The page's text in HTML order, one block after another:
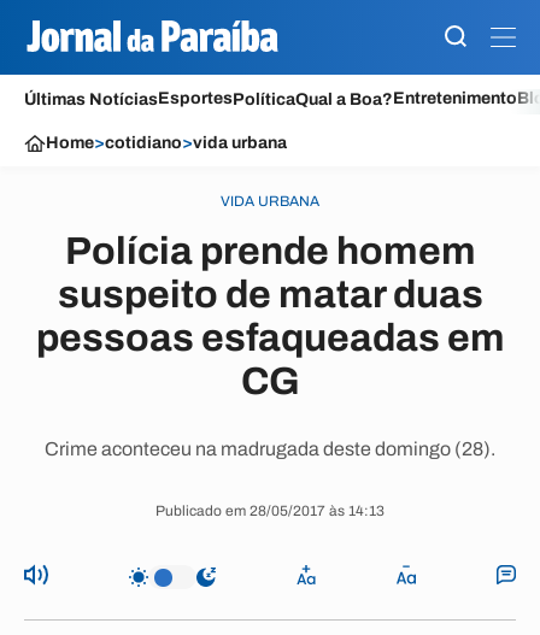
Últimas NotíciasEsportesPolíticaQual a Boa?Entretenimento
Home>cotidiano>vida urbana
VIDA URBANA
Polícia prende homem
suspeito de matar duas
pessoas esfaqueadas em
CG
Crime aconteceu na madrugada deste domingo (28).
Publicado em 28/05/2017 às 14:13